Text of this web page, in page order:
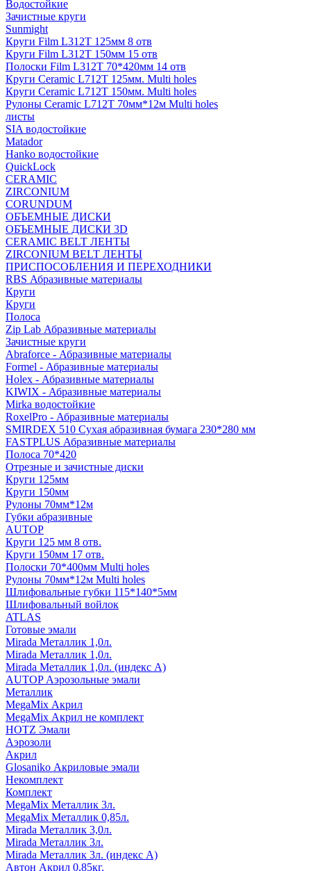
Водостойкие
Зачистные круги
Sunmight
Круги Film L312T 125мм 8 отв
Круги Film L312T 150мм 15 отв
Полоски Film L312T 70*420мм 14 отв
Круги Ceramic L712T 125мм. Multi holes
Круги Ceramic L712T 150мм. Multi holes
Рулоны Ceramic L712T 70мм*12м Multi holes
листы
SIA водостойкие
Matador
Hanko водостойкие
QuickLock
CERAMIC
ZIRCONIUM
СORUNDUM
ОБЪЕМНЫЕ ДИСКИ
ОБЪЕМНЫЕ ДИСКИ 3D
CERAMIC BELT ЛЕНТЫ
ZIRCONIUM BELT ЛЕНТЫ
ПРИСПОСОБЛЕНИЯ И ПЕРЕХОДНИКИ
RBS Абразивные материалы
Круги
Круги
Полоса
Zip Lab Абразивные материалы
Зачистные круги
Abraforce - Абразивные материалы
Formel - Абразивные материалы
Holex - Абразивные материалы
KIWIX - Абразивные материалы
Mirka водостойкие
RoxelPro - Абразивные материалы
SMIRDEX 510 Сухая абразивная бумага 230*280 мм
FASTPLUS Абразивные материалы
Полоса 70*420
Отрезные и зачистные диски
Круги 125мм
Круги 150мм
Рулоны 70мм*12м
Губки абразивные
AUTOP
Круги 125 мм 8 отв.
Круги 150мм 17 отв.
Полоски 70*400мм Multi holes
Рулоны 70мм*12м Multi holes
Шлифовальные губки 115*140*5мм
Шлифовальный войлок
ATLAS
Готовые эмали
Mirada Металлик 1,0л.
Mirada Металлик 1,0л.
Mirada Металлик 1,0л. (индекс А)
AUTOP Аэрозольные эмали
Металлик
MegaMix Акрил
MegaMix Акрил не комплект
HOTZ Эмали
Аэрозоли
Акрил
Glosaniko Акриловые эмали
Некомплект
Комплект
MegaMix Металлик 3л.
MegaMix Металлик 0,85л.
Mirada Металлик 3,0л.
Mirada Металлик 3л.
Mirada Металлик 3л. (индекс А)
Автон Акрил 0,85кг.